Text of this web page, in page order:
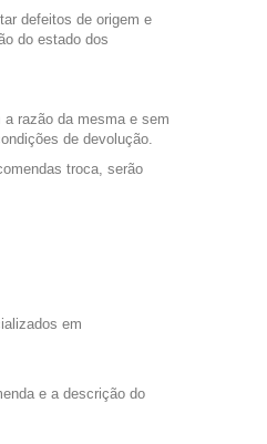
defeitos de origem e
do estado dos
razão da mesma e sem
de devolução.
troca, serão
em
e a descrição do